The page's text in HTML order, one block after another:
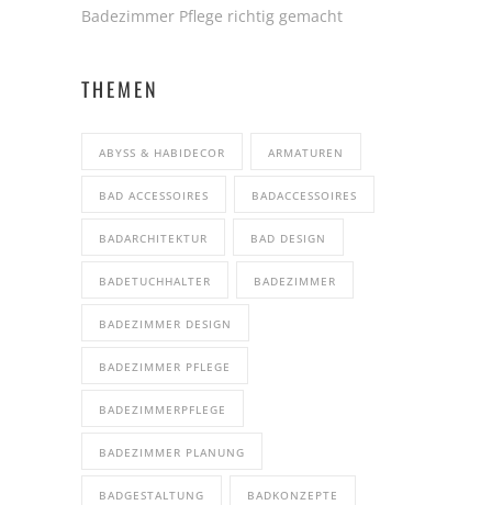
Badezimmer Pflege richtig gemacht
THEMEN
ABYSS & HABIDECOR ARMATUREN
BAD ACCESSOIRES BADACCESSOIRES
BADARCHITEKTUR BAD DESIGN
BADETUCHHALTER BADEZIMMER
BADEZIMMER DESIGN
BADEZIMMER PFLEGE
BADEZIMMERPFLEGE
BADEZIMMER PLANUNG
BADGESTALTUNG BADKONZEPTE